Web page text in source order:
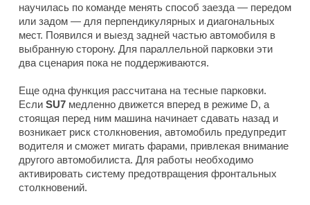
научилась по команде менять способ заезда — передом
или задом — для перпендикулярных и диагональных
мест. Появился и выезд задней частью автомобиля в
выбранную сторону. Для параллельной парковки эти
два сценария пока не поддерживаются.
Еще одна функция рассчитана на тесные парковки.
Если SU7 медленно движется вперед в режиме D, а
стоящая перед ним машина начинает сдавать назад и
возникает риск столкновения, автомобиль предупредит
водителя и сможет мигать фарами, привлекая внимание
другого автомобилиста. Для работы необходимо
активировать систему предотвращения фронтальных
столкновений.